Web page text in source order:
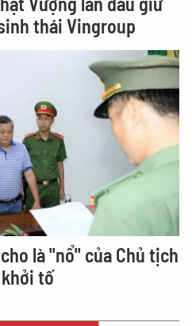
thái Vingroup
là "nổ" của Chủ tịch
tố